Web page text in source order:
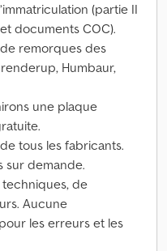
(partie II
documents COC).
remorques des
Humbaur,
une plaque
tous les fabricants.
sur demande.
de
Aucune
les erreurs et les